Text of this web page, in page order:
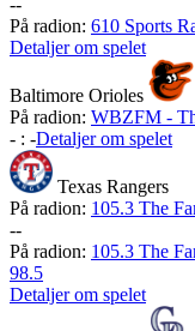
--
På radion: 610 Sports
Detaljer om spelet
Baltimore Orioles
På radion: WBZFM -
- : -Detaljer om spelet
Texas Rangers
På radion: 105.3 The
--
På radion: 105.3 The
98.5
Detaljer om spelet